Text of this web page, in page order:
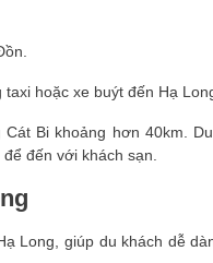
hoặc xe buýt đến Hạ
Bi khoảng hơn 40km.
đến với khách sạn.
Long, giúp du khách dễ